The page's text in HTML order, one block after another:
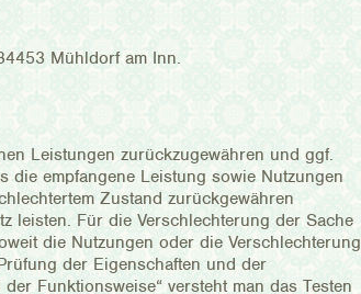
Mühldorf am Inn.
Leistungen zurückzugewähren und ggf.
die empfangene Leistung sowie Nutzungen
Zustand zurückgewähren
leisten. Für die Verschlechterung der Sache
die Nutzungen oder die Verschlechterung
der Eigenschaften und der
Funktionsweise“ versteht man das Testen